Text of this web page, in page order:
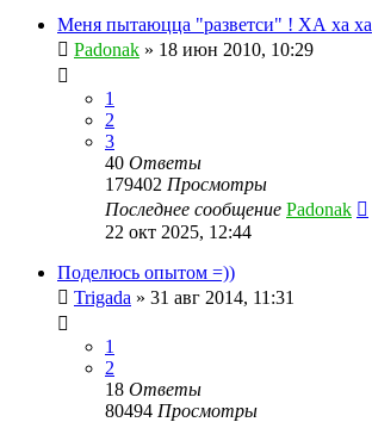
Меня пытаюцца "разветси" ! ХА ха ха
Padonak » 18 июн 2010, 10:29
1
2
3
40 Ответы
179402 Просмотры
Последнее сообщение Padonak
22 окт 2025, 12:44
Поделюсь опытом =))
Trigada » 31 авг 2014, 11:31
1
2
18 Ответы
80494 Просмотры